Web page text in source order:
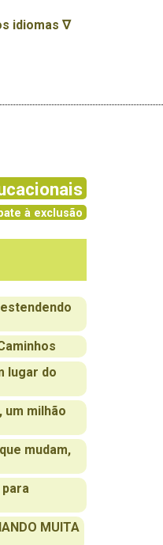
idiomas ∇
à exclusão
lugar do
um milhão
mudam,
MUITA